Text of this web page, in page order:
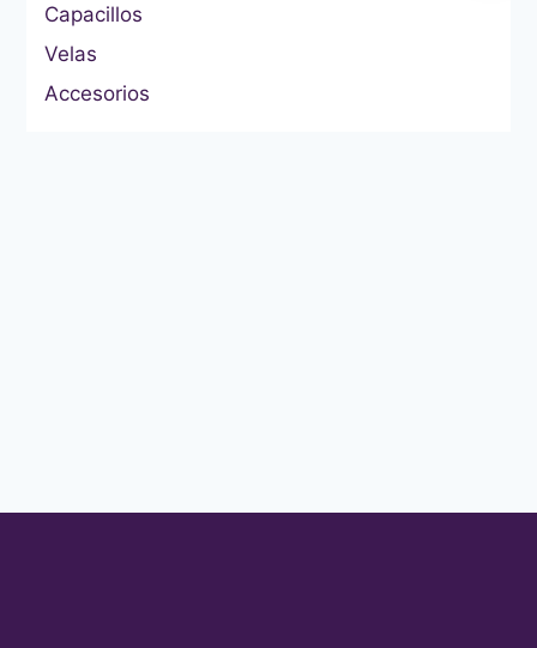
Capacillos
Velas
Accesorios